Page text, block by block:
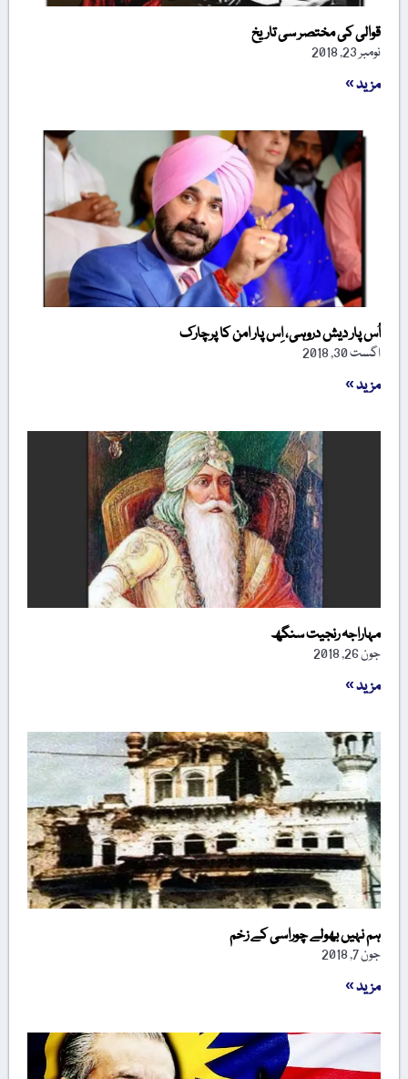
قوالی کی مختصر سی تاریخ
نومبر 23, 2018
مزید »
اُس پار دیش دروہی، اِس پار امن کا پرچارک
اگست 30, 2018
مزید »
مہاراجہ رنجیت سنگھ
جون 26, 2018
مزید »
ہم نہیں بھولے چوراسی کے زخم
جون 7, 2018
مزید »